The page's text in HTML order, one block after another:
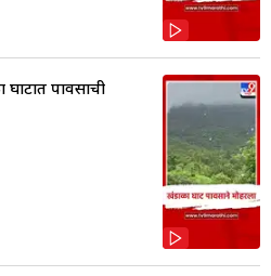
पावसाची